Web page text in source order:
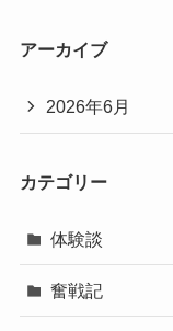
アーカイブ
2026年6月
カテゴリー
体験談
奮戦記